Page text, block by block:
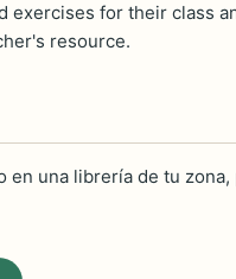
exercises for their class
resource.
una librería de tu